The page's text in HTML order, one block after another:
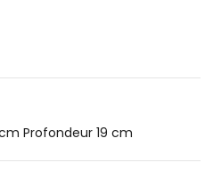
Profondeur 19 cm